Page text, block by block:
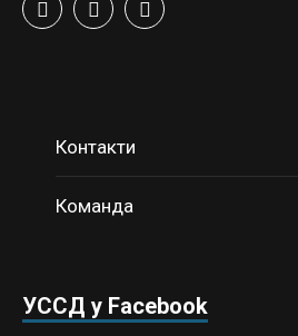
Контакти
Команда
УССД у Facebook